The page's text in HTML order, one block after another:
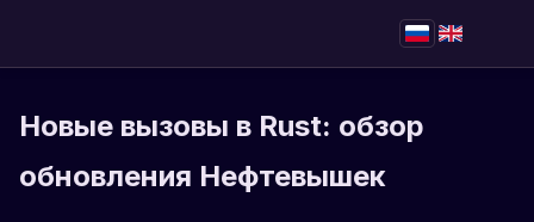
Новые вызовы в Rust: обзор
обновления Нефтевышек